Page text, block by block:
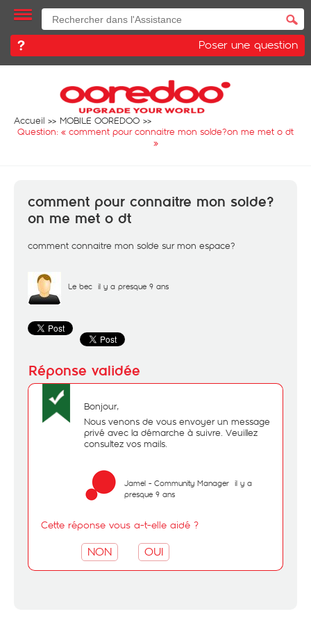
Poser une question
Accueil
MOBILE OOREDOO
Question: « comment pour connaitre mon solde?on me met o dt
»
comment pour connaitre mon solde?
on me met o dt
comment connaitre mon solde sur mon espace?
Le bec il y a presque 9 ans
Bonjour,
Nous venons de vous envoyer un message
privé avec la démarche à suivre. Veuillez
consultez vos mails.
Jamel - Community Manager il y a
presque 9 ans
Cette réponse vous a-t-elle aidé ?
NON OUI